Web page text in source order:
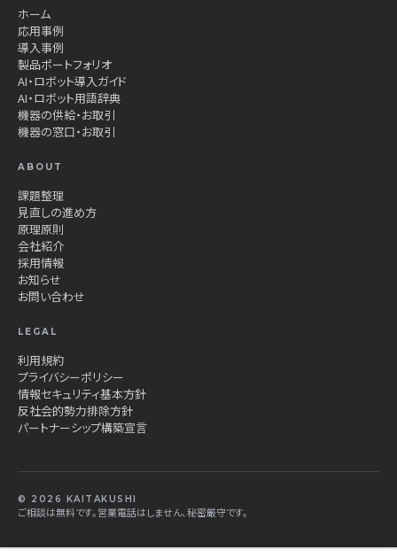
ホーム
応用事例
導入事例
製品ポートフォリオ
AI・ロボット導入ガイド
AI・ロボット用語辞典
機器の供給・お取引
機器の窓口・お取引
ABOUT
課題整理
見直しの進め方
原理原則
会社紹介
採用情報
お知らせ
お問い合わせ
LEGAL
利用規約
プライバシーポリシー
情報セキュリティ基本方針
反社会的勢力排除方針
パートナーシップ構築宣言
© 2026 KAITAKUSHI
ご相談は無料です。営業電話はしません、秘密厳守です。